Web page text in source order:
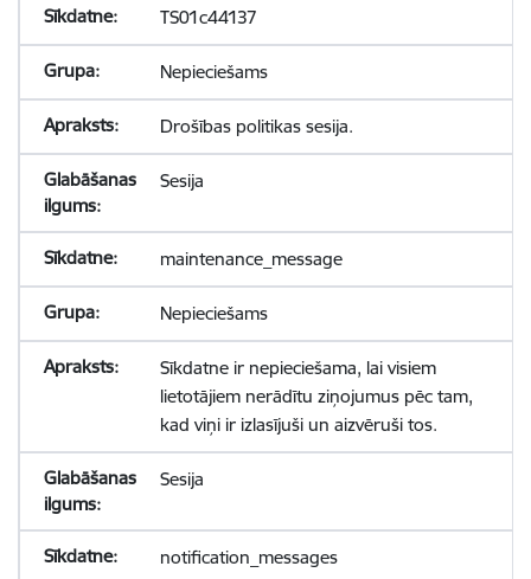
TS01c44137
Nepieciešams
Drošības politikas sesija.
Sesija
maintenance_message
Nepieciešams
Sīkdatne ir nepieciešama, lai visiem
lietotājiem nerādītu ziņojumus pēc tam,
kad viņi ir izlasījuši un aizvēruši tos.
Sesija
notification_messages